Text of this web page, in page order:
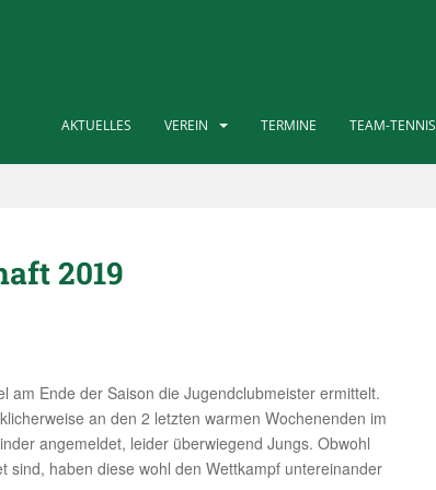
AKTUELLES VEREIN TERMINE TEAM-TENNIS
2019
am Ende der Saison die Jugendclubmeister ermittelt.
an den 2 letzten warmen Wochenenden im
angemeldet, leider überwiegend Jungs. Obwohl
sind, haben diese wohl den Wettkampf untereinander